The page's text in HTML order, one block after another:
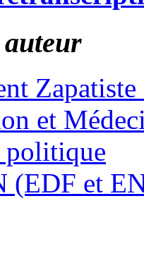
et
(EDF et